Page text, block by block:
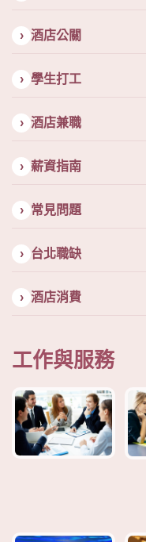
酒店公關
學生打工
酒店兼職
薪資指南
常見問題
台北職缺
酒店消費
工作與服務